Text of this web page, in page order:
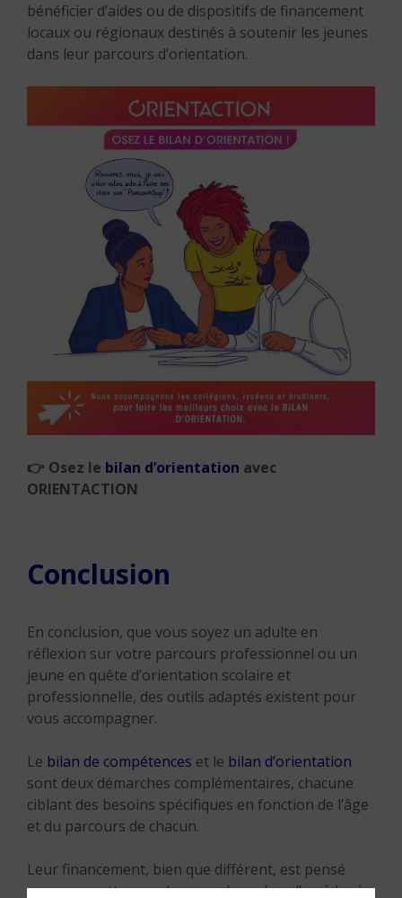
bénéficier d’aides ou de dispositifs de financement
locaux ou régionaux destinés à soutenir les jeunes
dans leur parcours d’orientation.
👉 Osez le bilan d’orientation avec
ORIENTACTION
Conclusion
En conclusion, que vous soyez un adulte en
réflexion sur votre parcours professionnel ou un
jeune en quête d’orientation scolaire et
professionnelle, des outils adaptés existent pour
vous accompagner.
Le bilan de compétences et le bilan d’orientation
sont deux démarches complémentaires, chacune
ciblant des besoins spécifiques en fonction de l’âge
et du parcours de chacun.
Leur financement, bien que différent, est pensé
pour permettre au plus grand nombre d’accéder à